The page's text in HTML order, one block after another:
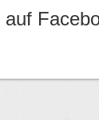
auf